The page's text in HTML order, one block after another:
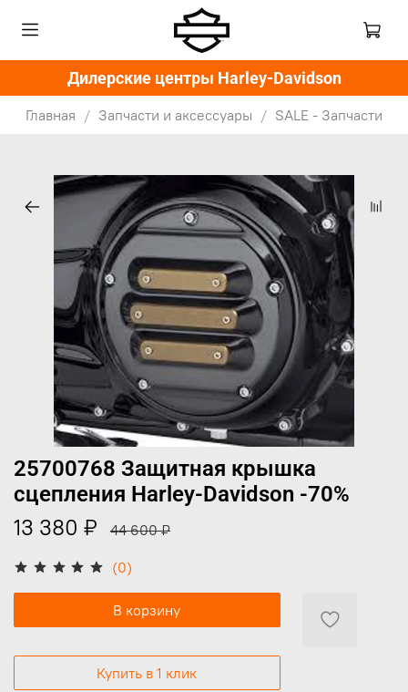
Дилерские центры Harley-Davidson
Главная Запчасти и аксессуары SALE - Запчасти
(0)
25700768 Защитная крышка
сцепления Harley-Davidson -70%
13 380 ₽ 44 600 ₽
В корзину
Купить в 1 клик